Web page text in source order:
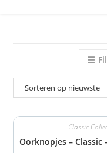
Classic
Oorknopjes – Classic